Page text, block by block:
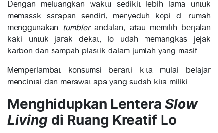
Dengan meluangkan waktu sedikit lebih lama untuk
memasak sarapan sendiri, menyeduh kopi di rumah
menggunakan
tumblerandalan, atau memilih berjalan
kaki untuk jarak dekat, lo udah memangkas jejak
karbon dan sampah plastik dalam jumlah yang masif.
Memperlambat konsumsi berarti kita mulai belajar
mencintai dan merawat apa yang sudah kita miliki.
Menghidupkan Lentera Slow
Living di Ruang Kreatif Lo